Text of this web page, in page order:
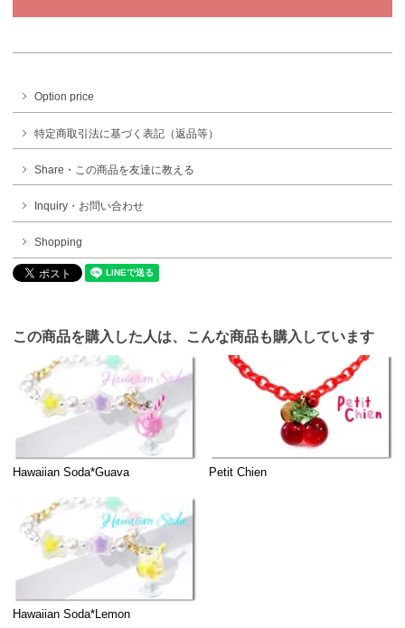
Option price
特定商取引法に基づく表記（返品等）
Share・この商品を友達に教える
Inquiry・お問い合わせ
Shopping
この商品を購入した人は、こんな商品も購入しています
Hawaiian Soda*Guava Petit Chien
Hawaiian Soda*Lemon